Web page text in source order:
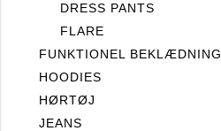
DRESS PANTS
FLARE
FUNKTIONEL BEKLÆDNING
HOODIES
HØRTØJ
JEANS